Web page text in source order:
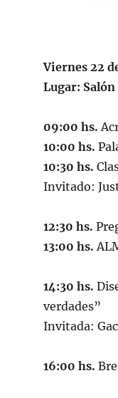
Viernes 22
Lugar:
09:00 hs.
10:00 hs.
10:30 hs.
Invitado:
12:30 hs.
13:00 hs.
14:30 hs.
verdades”
Invitada:
16:00 hs.